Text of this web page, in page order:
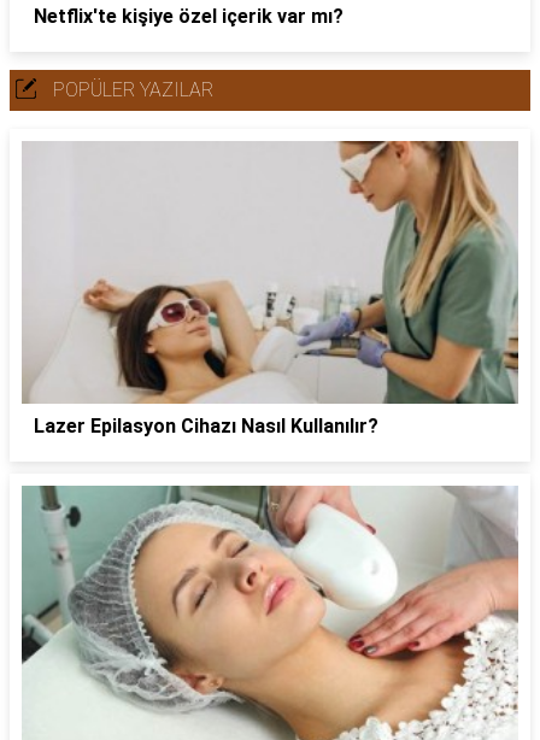
Netflix'te kişiye özel içerik var mı?
POPÜLER YAZILAR
Lazer Epilasyon Cihazı Nasıl Kullanılır?